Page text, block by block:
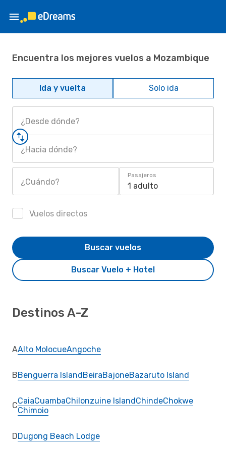
Encuentra los mejores vuelos a Mozambique
Ida y vuelta Solo ida
¿Desde dónde?
¿Hacia dónde?
¿Cuándo?
Pasajeros
1 adulto
Vuelos directos
Buscar Vuelo + Hotel
Buscar vuelos
Destinos A-Z
AAlto MolocueAngoche
BBenguerra IslandBeiraBajoneBazaruto Island
CCaiaCuambaChilonzuine IslandChindeChokwe
Chimoio
DDugong Beach Lodge